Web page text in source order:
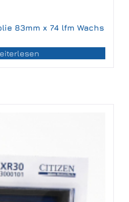
83mm x 74 lfm Wachs